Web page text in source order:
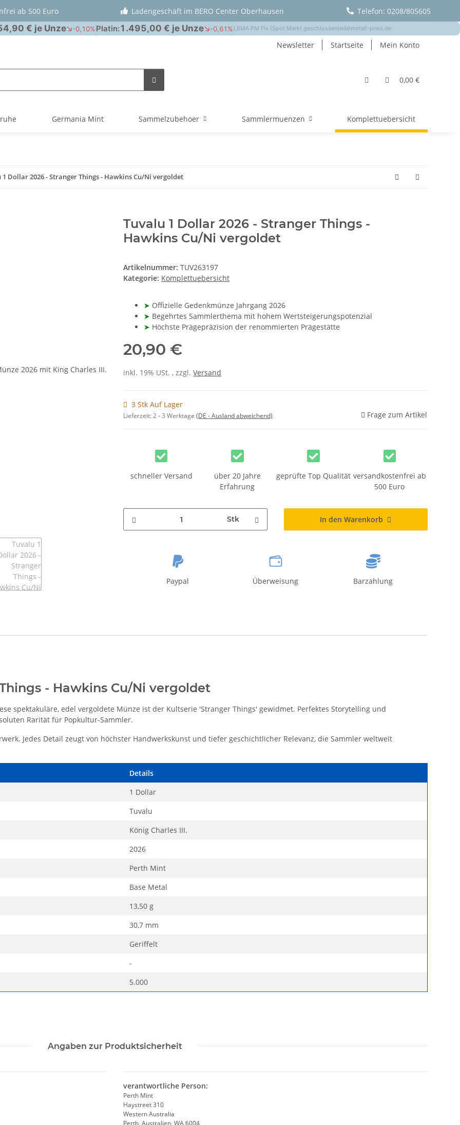
ab 500 Euro Ladengeschäft im BERO Center Oberhausen Telefon: 0208/805605
Newsletter Startseite Mein Konto
0,00 €
Germania Mint Sammelzubehoer Sammlermuenzen Komplettuebersicht
1 Dollar 2026 - Stranger Things - Hawkins Cu/Ni vergoldet
Tuvalu 1 Dollar 2026 - Stranger Things -
Hawkins Cu/Ni vergoldet
Artikelnummer: TUV263197
Kategorie: Komplettuebersicht
➤ Offizielle Gedenkmünze Jahrgang 2026
➤ Begehrtes Sammlerthema mit hohem Wertsteigerungspotenzial
➤ Höchste Prägepräzision der renommierten Prägestätte
20,90 €
inkl. 19% USt. , zzgl. Versand
3 Stk Auf Lager
Lieferzeit:2 - 3 Werktage (DE - Ausland abweichend) Frage zum Artikel
schneller Versand
über 20 Jahre
Erfahrung
geprüfte Top Qualität versandkostenfrei ab
500 Euro
Stk In den Warenkorb
Paypal Überweisung Barzahlung
- Hawkins Cu/Ni vergoldet
spektakuläre, edel vergoldete Münze ist der Kultserie 'Stranger Things' gewidmet. Perfektes Storytelling und
Rarität für Popkultur-Sammler.
Jedes Detail zeugt von höchster Handwerkskunst und tiefer geschichtlicher Relevanz, die Sammler weltweit
Details
1 Dollar
Tuvalu
König Charles III.
2026
Perth Mint
Base Metal
13,50 g
30,7 mm
Geriffelt
-
5.000
Angaben zur Produktsicherheit
verantwortliche Person:
Perth Mint
Haystreet 310
Western Australia
Perth, Australien, WA 6004